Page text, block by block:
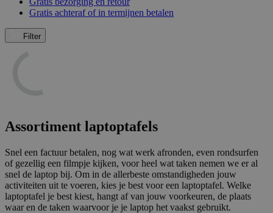
Gratis achteraf of in termijnen betalen
Filter
Assortiment laptoptafels
Snel een factuur betalen, nog wat werk afronden, even rondsurfen
of gezellig een filmpje kijken, voor heel wat taken nemen we er al
snel de laptop bij. Om in de allerbeste omstandigheden jouw
activiteiten uit te voeren, kies je best voor een laptoptafel. Welke
laptoptafel je best kiest, hangt af van jouw voorkeuren, de plaats
waar en de taken waarvoor je je laptop het vaakst gebruikt.